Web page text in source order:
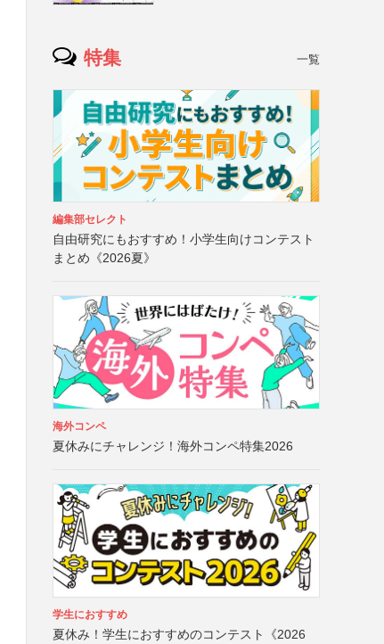
特集 一覧
編集部セレクト
自由研究にもおすすめ！小学生向けコンテスト
まとめ《2026夏》
海外コンペ
夏休みにチャレンジ！海外コンペ特集2026
学生におすすめ
夏休み！学生におすすめのコンテスト《2026